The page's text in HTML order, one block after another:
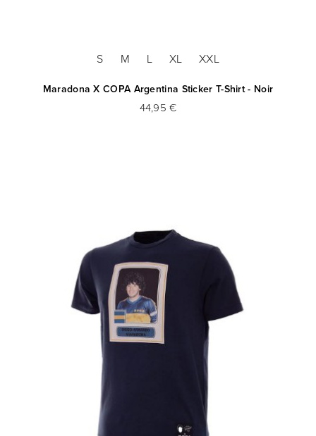
S M L XL XXL
Maradona X COPA Argentina Sticker T-Shirt - Noir
44,95 €